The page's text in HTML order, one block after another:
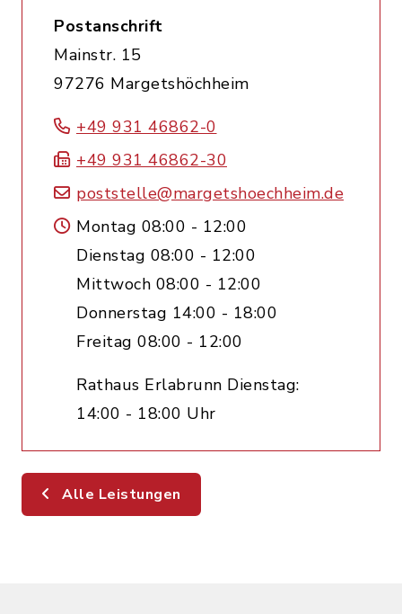
Postanschrift
Mainstr. 15
97276 Margetshöchheim
+49 931 46862-0
+49 931 46862-30
poststelle@margetshoechheim.de
Montag 08:00 - 12:00
Dienstag 08:00 - 12:00
Mittwoch 08:00 - 12:00
Donnerstag 14:00 - 18:00
Freitag 08:00 - 12:00
Rathaus Erlabrunn Dienstag:
14:00 - 18:00 Uhr
Alle Leistungen